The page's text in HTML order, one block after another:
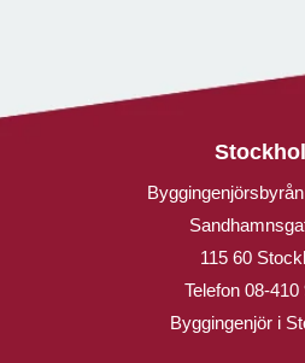
115 60
Telefon 08-410
Byggingenjör i